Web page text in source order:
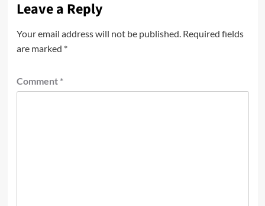
Leave a Reply
Your email address will not be published. Required fields
are marked *
Comment *